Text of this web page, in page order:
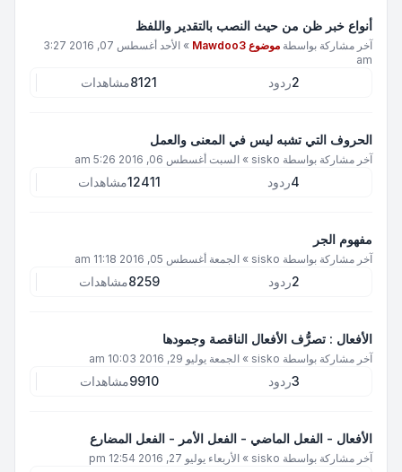
أنواع خبر ظن من حيث النصب بالتقدير واللفظ
آخر مشاركة بواسطة موضوع Mawdoo3 »
الأحد أغسطس 07, 2016 3:27
am
2ردود 8121مشاهدات
الحروف التي تشبه ليس في المعنى والعمل
آخر مشاركة بواسطة sisko
» السبت أغسطس 06, 2016 5:26 am
4ردود 12411مشاهدات
مفهوم الجر
آخر مشاركة بواسطة sisko
» الجمعة أغسطس 05, 2016 11:18 am
2ردود 8259مشاهدات
الأفعال : تصرُّف الأفعال الناقصة وجمودها
آخر مشاركة بواسطة sisko
» الجمعة يوليو 29, 2016 10:03 am
3ردود 9910مشاهدات
الأفعال - الفعل الماضي - الفعل الأمر - الفعل المضارع
آخر مشاركة بواسطة sisko
» الأربعاء يوليو 27, 2016 12:54 pm